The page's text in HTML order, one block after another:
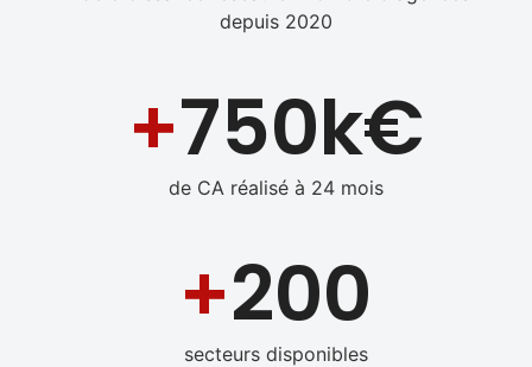
depuis 2020
+750k€
de CA réalisé à 24 mois
+200
secteurs disponibles